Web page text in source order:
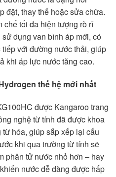
đặt, thay thế hoặc sửa chữa.
chế tối đa hiện tượng rò rỉ
dụng van bình áp mới, có
với đường nước thải, giúp
khi áp lực nước tăng cao.
thế hệ mới nhất
được Kangaroo trang
nghệ từ tính đã được khoa
hóa, giúp sắp xếp lại cấu
khi qua trường từ tính sẽ
phân tử nước nhỏ hơn – hay
nước dễ dàng được hấp